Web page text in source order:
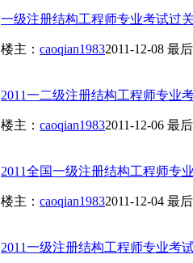
一级注册结构工程师专业考试过
楼主： caoqian19832011-12-08 最
2011一二级注册结构工程师专业
楼主： caoqian19832011-12-06 最
2011全国一级注册结构工程师专
楼主： caoqian19832011-12-04 最
2011一级注册结构工程师专业考